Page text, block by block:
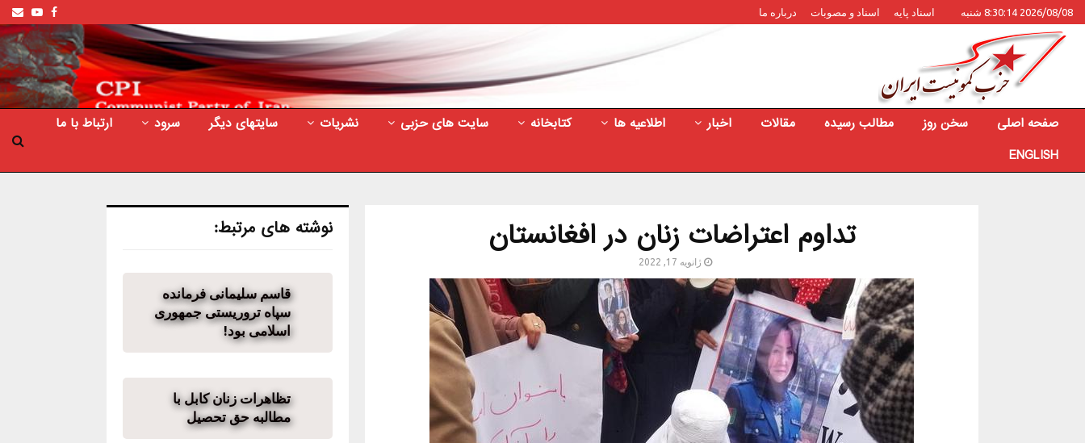
2026/08/08 8:30:14 شنبه اسناد پایه اسناد و مصوبات درباره ما Facebook
صفحه اصلی سخن روز مطالب رسیده مقالات اخبار اطلاعیه ها کتابخانه سایت های حزبی نشریات سایتهای دیگر سرود
ارتباط با ما
ENGLISH
تداوم اعتراضات زنان در افغانستان
ژانویه 17, 2022
نوشته های مرتبط:
قاسم سلیمانی فرمانده
سپاه تروریستی جمهوری
اسلامی بود!
تظاهرات زنان کابل با
مطالبه حق تحصیل